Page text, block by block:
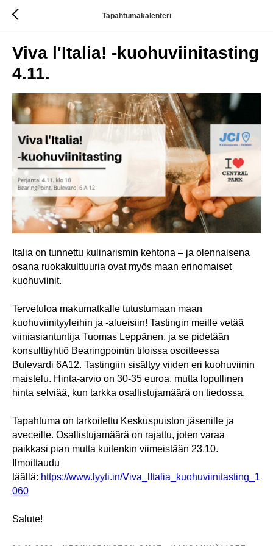
Tapahtumakalenteri
Viva l'Italia! -kuohuviinitasting
4.11.
Italia on tunnettu kulinarismin kehtona – ja olennaisena
osana ruokakulttuuria ovat myös maan erinomaiset
kuohuviinit.
Tervetuloa makumatkalle tutustumaan maan
kuohuviinityyleihin ja -alueisiin! Tastingin meille vetää
viiniasiantuntija Tuomas Leppänen, ja se pidetään
konsulttiyhtiö Bearingpointin tiloissa osoitteessa
Bulevardi 6A12. Tastingiin sisältyy viiden eri kuohuviinin
maistelu. Hinta-arvio on 30-35 euroa, mutta lopullinen
hinta selviää, kun tarkka osallistujamäärä on tiedossa.
Tapahtuma on tarkoitettu Keskuspuiston jäsenille ja
aveceille. Osallistujamäärä on rajattu, joten varaa
paikkasi pian mutta kuitenkin viimeistään 23.10.
Ilmoittaudu
täällä: https://www.lyyti.in/Viva_lItalia_kuohuviinitasting_1
060
Salute!